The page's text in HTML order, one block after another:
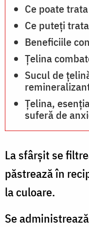
Ce poate
Ce puteți
Beneficiile
Țelina
Sucul de
Ţelina,
suferă de
La sfârșit se
păstrează în
la culoare.
Se